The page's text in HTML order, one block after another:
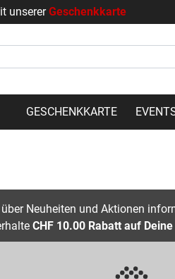
unsererGeschenkkarte
GESCHENKKARTE
Neuheiten und Aktionen
CHF 10.00 Rabatt auf